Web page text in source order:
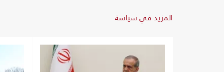
المزيد في سياسة